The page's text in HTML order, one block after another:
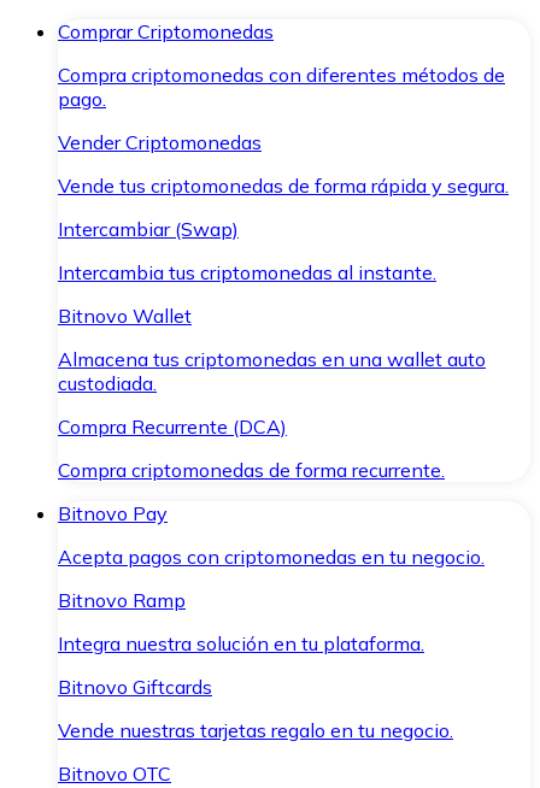
Comprar Criptomonedas
Compra criptomonedas con diferentes métodos de
pago.
Vender Criptomonedas
Vende tus criptomonedas de forma rápida y segura.
Intercambiar (Swap)
Intercambia tus criptomonedas al instante.
Bitnovo Wallet
Almacena tus criptomonedas en una wallet auto
custodiada.
Compra Recurrente (DCA)
Compra criptomonedas de forma recurrente.
Bitnovo Pay
Acepta pagos con criptomonedas en tu negocio.
Bitnovo Ramp
Integra nuestra solución en tu plataforma.
Bitnovo Giftcards
Vende nuestras tarjetas regalo en tu negocio.
Bitnovo OTC